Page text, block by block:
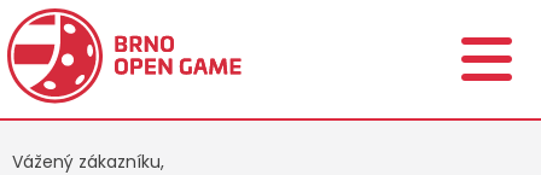
Vážený zákazníku,